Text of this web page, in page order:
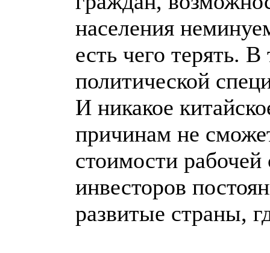
населения
есть чего терять.
политической
И никакое
причинам не
стоимости
инвесторов
развитые страны,